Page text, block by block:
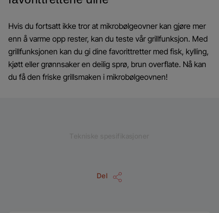
Hvis du fortsatt ikke tror at mikrobølgeovner kan gjøre mer
enn å varme opp rester, kan du teste vår grillfunksjon. Med
grillfunksjonen kan du gi dine favorittretter med fisk, kylling,
kjøtt eller grønnsaker en deilig sprø, brun overflate. Nå kan
du få den friske grillsmaken i mikrobølgeovnen!
Del